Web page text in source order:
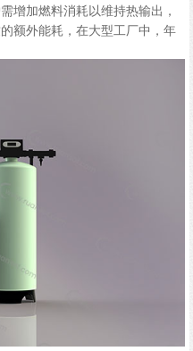
加燃料消耗以维持热输出，
额外能耗，在大型工厂中，年